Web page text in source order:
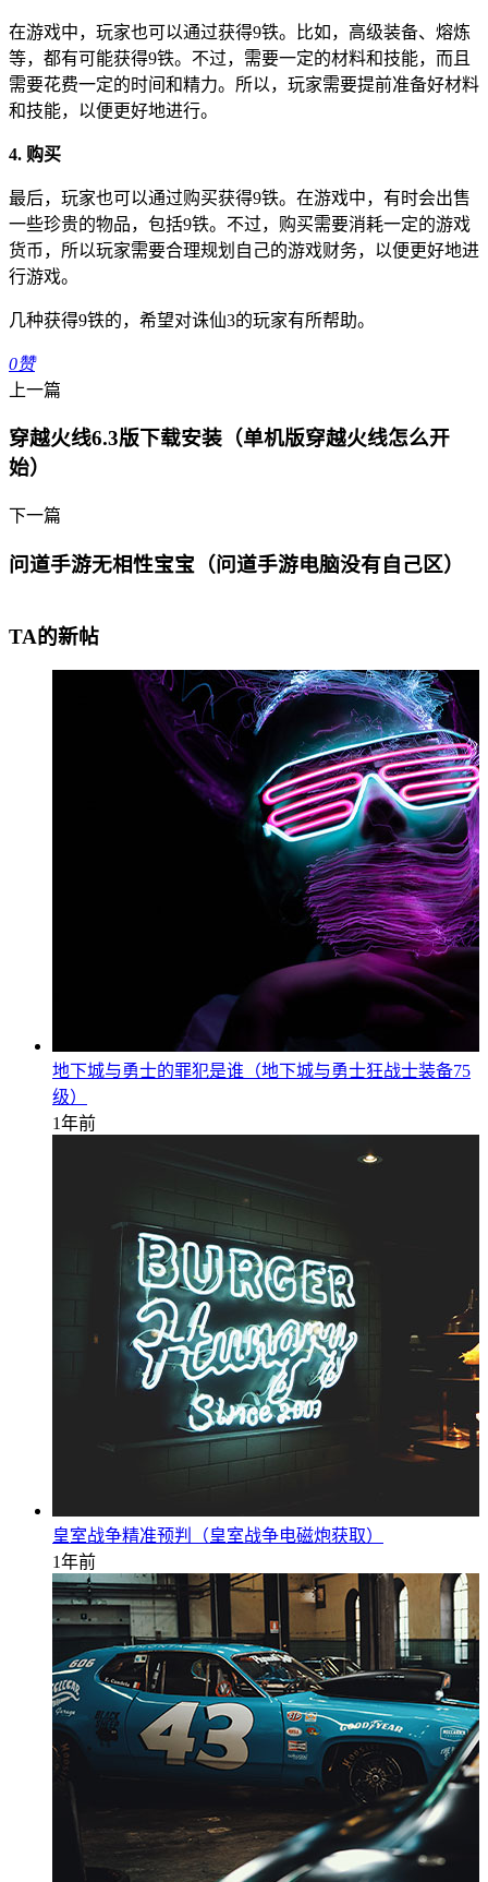
在游戏中，玩家也可以通过获得9铁。比如，高级装备、熔炼
等，都有可能获得9铁。不过，需要一定的材料和技能，而且
需要花费一定的时间和精力。所以，玩家需要提前准备好材料
和技能，以便更好地进行。
4. 购买
最后，玩家也可以通过购买获得9铁。在游戏中，有时会出售
一些珍贵的物品，包括9铁。不过，购买需要消耗一定的游戏
货币，所以玩家需要合理规划自己的游戏财务，以便更好地进
行游戏。
几种获得9铁的，希望对诛仙3的玩家有所帮助。
0赞
上一篇
穿越火线6.3版下载安装（单机版穿越火线怎么开
始）
下一篇
问道手游无相性宝宝（问道手游电脑没有自己区）
TA的新帖
地下城与勇士的罪犯是谁（地下城与勇士狂战士装备75
级）
1年前
皇室战争精准预判（皇室战争电磁炮获取）
1年前